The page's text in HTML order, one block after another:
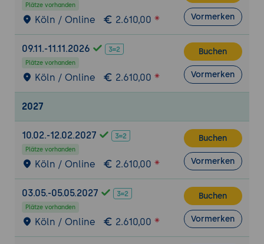
Plätze vorhanden
Köln / Online 2.610,00 Vormerken
09.11.-11.11.2026
Plätze vorhanden
Köln / Online 2.610,00
Buchen
Vormerken
2027
10.02.-12.02.2027
Plätze vorhanden
Köln / Online 2.610,00
Buchen
Vormerken
03.05.-05.05.2027
Plätze vorhanden
Köln / Online 2.610,00
Buchen
Vormerken